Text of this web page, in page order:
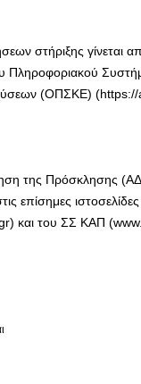
στήριξης γίνεται
(ΟΠΣΚΕ)
της Πρόσκλησης
επίσημες
και του ΣΣ ΚΑΠ